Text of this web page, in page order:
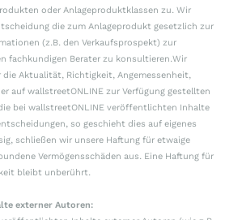
oder Anlageproduktklassen zu. Wir
die zum Anlageprodukt gesetzlich zur
(z.B. den Verkaufsprospekt) zur
fachkundigen Berater zu konsultieren.Wir
die Aktualität, Richtigkeit, Angemessenheit,
auf wallstreetONLINE zur Verfügung gestellten
bei wallstreetONLINE veröffentlichten Inhalte
so geschieht dies auf eigenes
schließen wir unsere Haftung für etwaige
Vermögensschäden aus. Eine Haftung für
bleibt unberührt.
externer Autoren: